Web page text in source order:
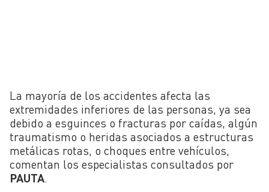
La mayoría de los accidentes afecta las
extremidades inferiores de las personas, ya sea
debido a esguinces o fracturas por caídas, algún
traumatismo o heridas asociados a estructuras
metálicas rotas, o choques entre vehículos,
comentan los especialistas consultados por
PAUTA.